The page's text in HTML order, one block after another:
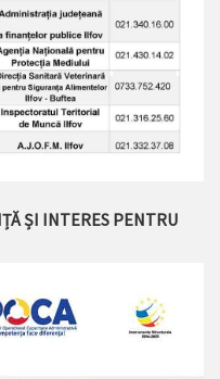
ȘI INTERES PENTRU